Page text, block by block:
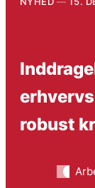
robust